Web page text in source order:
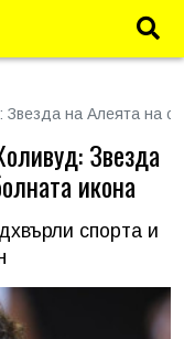
на Алеята на
Звезда
икона
спорта и